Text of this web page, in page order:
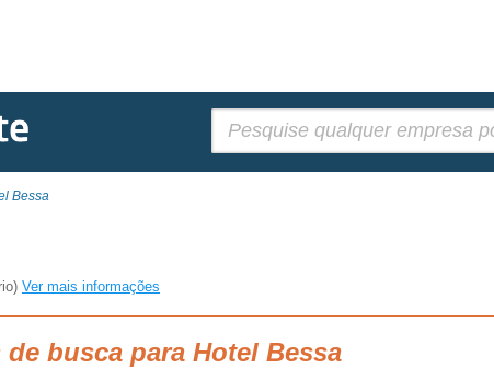
Bessa
Ver mais informações
busca para Hotel Bessa